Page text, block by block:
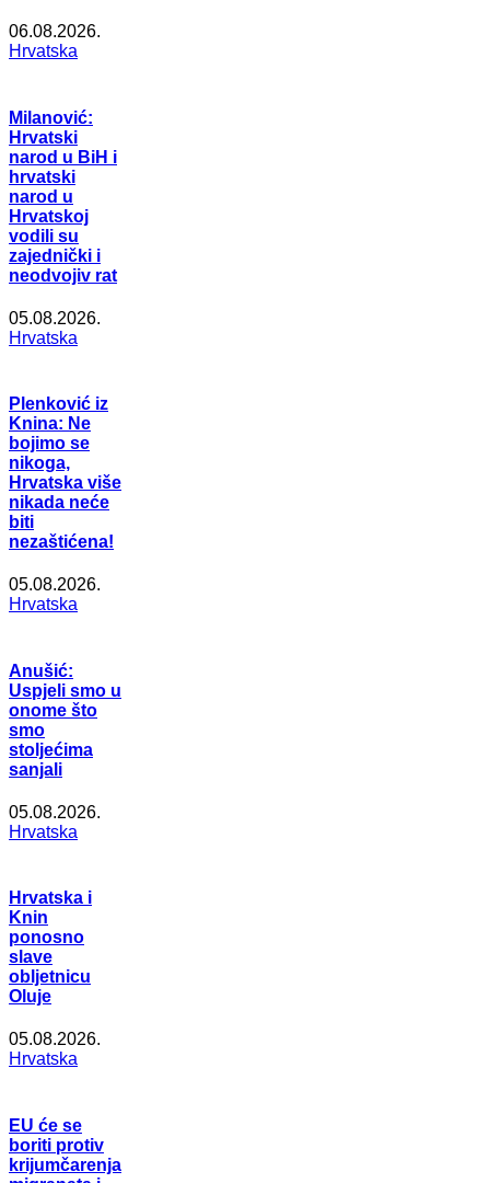
06.08.2026.
Hrvatska
Milanović:
Hrvatski
narod u BiH i
hrvatski
narod u
Hrvatskoj
vodili su
zajednički i
neodvojiv rat
05.08.2026.
Hrvatska
Plenković iz
Knina: Ne
bojimo se
nikoga,
Hrvatska više
nikada neće
biti
nezaštićena!
05.08.2026.
Hrvatska
Anušić:
Uspjeli smo u
onome što
smo
stoljećima
sanjali
05.08.2026.
Hrvatska
Hrvatska i
Knin
ponosno
slave
obljetnicu
Oluje
05.08.2026.
Hrvatska
EU će se
boriti protiv
krijumčarenja